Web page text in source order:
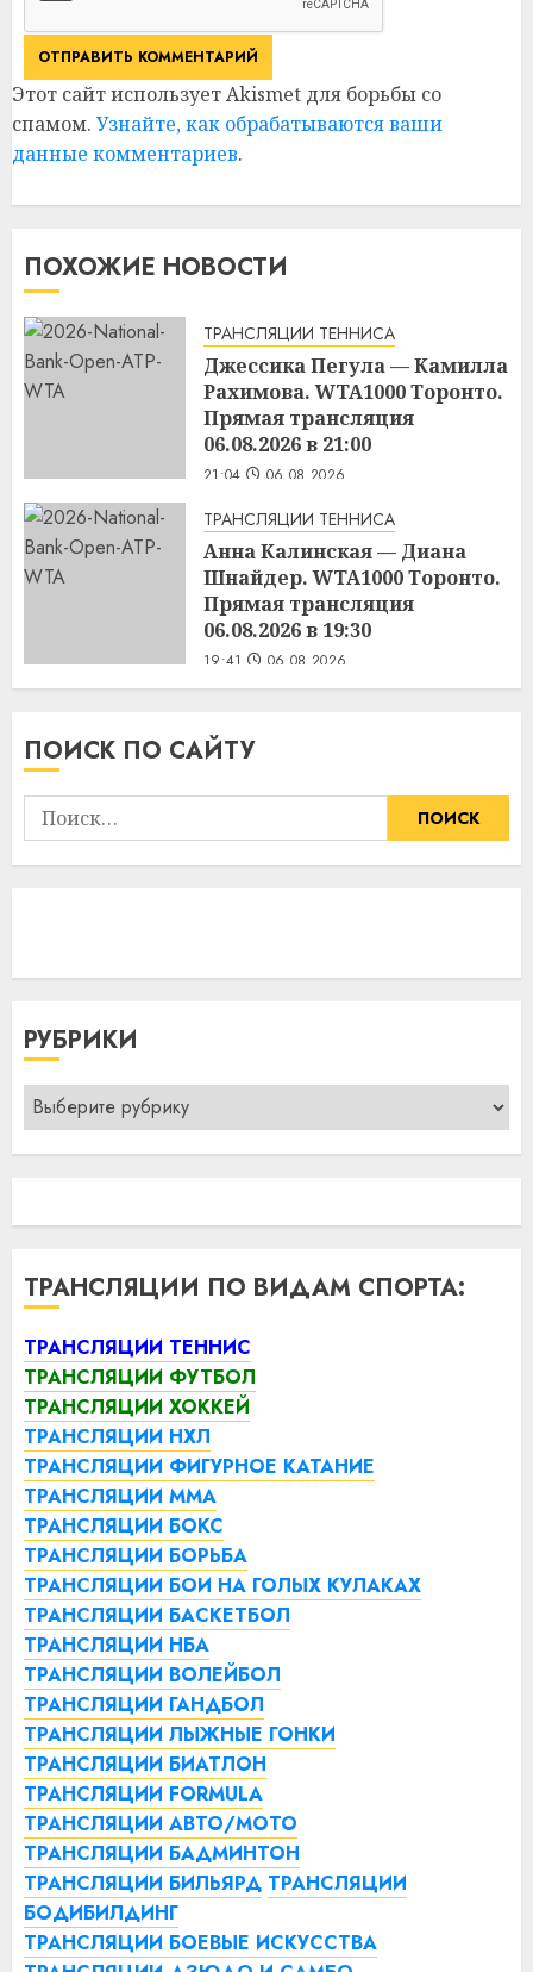
Этот сайт использует Akismet для борьбы со
спамом. Узнайте, как обрабатываются ваши
данные комментариев.
ПОХОЖИЕ НОВОСТИ
ТРАНСЛЯЦИИ ТЕННИСА
Джессика Пегула — Камилла
Рахимова. WTA1000 Торонто.
Прямая трансляция
06.08.2026 в 21:00
21:04 06.08.2026
ТРАНСЛЯЦИИ ТЕННИСА
Анна Калинская — Диана
Шнайдер. WTA1000 Торонто.
Прямая трансляция
06.08.2026 в 19:30
19:41 06.08.2026
ПОИСК ПО САЙТУ
Найти:
РУБРИКИ
Рубрики
ТРАНСЛЯЦИИ ПО ВИДАМ СПОРТА:
ТРАНСЛЯЦИИ ТЕННИС
ТРАНСЛЯЦИИ ФУТБОЛ
ТРАНСЛЯЦИИ ХОККЕЙ
ТРАНСЛЯЦИИ НХЛ
ТРАНСЛЯЦИИ ФИГУРНОЕ КАТАНИЕ
ТРАНСЛЯЦИИ ММА
ТРАНСЛЯЦИИ БОКС
ТРАНСЛЯЦИИ БОРЬБА
ТРАНСЛЯЦИИ БОИ НА ГОЛЫХ КУЛАКАХ
ТРАНСЛЯЦИИ БАСКЕТБОЛ
ТРАНСЛЯЦИИ НБА
ТРАНСЛЯЦИИ ВОЛЕЙБОЛ
ТРАНСЛЯЦИИ ГАНДБОЛ
ТРАНСЛЯЦИИ ЛЫЖНЫЕ ГОНКИ
ТРАНСЛЯЦИИ БИАТЛОН
ТРАНСЛЯЦИИ FORMULA
ТРАНСЛЯЦИИ АВТО/МОТО
ТРАНСЛЯЦИИ БАДМИНТОН
ТРАНСЛЯЦИИ БИЛЬЯРД ТРАНСЛЯЦИИ
БОДИБИЛДИНГ
ТРАНСЛЯЦИИ БОЕВЫЕ ИСКУССТВА